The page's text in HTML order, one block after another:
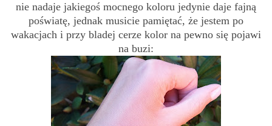
nie nadaje jakiegoś mocnego koloru jedynie daje fajną
poświatę, jednak musicie pamiętać, że jestem po
wakacjach i przy bladej cerze kolor na pewno się pojawi
na buzi: